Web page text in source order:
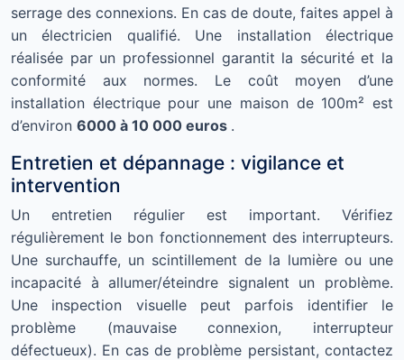
serrage des connexions. En cas de doute, faites appel à
un électricien qualifié. Une installation électrique
réalisée par un professionnel garantit la sécurité et la
conformité aux normes. Le coût moyen d’une
installation électrique pour une maison de 100m² est
d’environ 6000 à 10 000 euros .
Entretien et dépannage : vigilance et
intervention
Un entretien régulier est important. Vérifiez
régulièrement le bon fonctionnement des interrupteurs.
Une surchauffe, un scintillement de la lumière ou une
incapacité à allumer/éteindre signalent un problème.
Une inspection visuelle peut parfois identifier le
problème (mauvaise connexion, interrupteur
défectueux). En cas de problème persistant, contactez